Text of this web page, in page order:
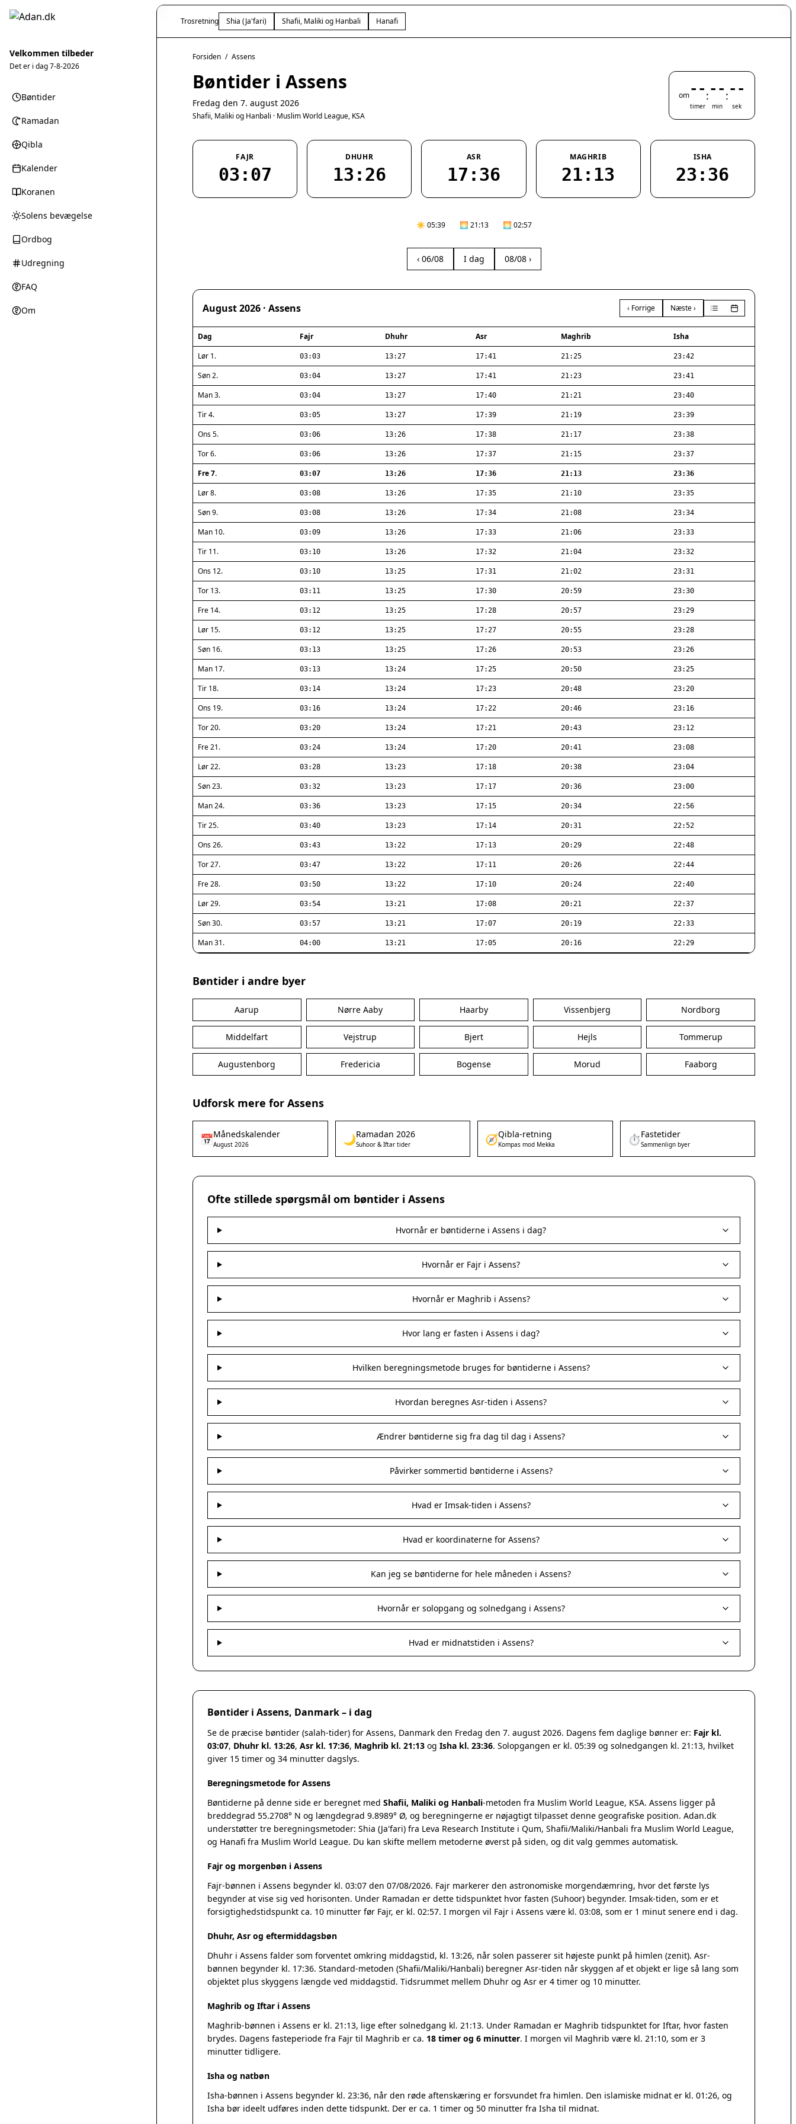
Velkommen tilbeder
Det er i dag7-8-2026
Bøntider
Ramadan
Qibla
Kalender
Koranen
Solens bevægelse
Ordbog
Udregning
FAQ
Om
Trosretning Shia (Ja'fari) Shafii, Maliki og Hanbali Hanafi
Forsiden / Assens
Bøntider i Assens
Fredag den 7. august 2026
Shafii, Maliki og Hanbali · Muslim World League, KSA
om--
timer
:--
min
:--
sek
FAJR
03:07
DHUHR
13:26
ASR
17:36
MAGHRIB
21:13
ISHA
23:36
☀️ 05:39 🌅 21:13 🌅 02:57
‹ 06/08 I dag 08/08 ›
August 2026 · Assens ‹ Forrige Næste ›
Dag Fajr Dhuhr Asr Maghrib
Isha
Lør 1.
03:03 13:27 17:41 21:25 23:42
Søn 2. 03:04 13:27 17:41 21:23 23:41
Man 3. 03:04 13:27 17:40 21:21 23:40
Tir 4. 03:05 13:27 17:39 21:19 23:39
Ons 5. 03:06 13:26 17:38 21:17 23:38
Tor 6. 03:06 13:26 17:37 21:15 23:37
Fre 7. 03:07 13:26 17:36 21:13 23:36
Lør 8. 03:08 13:26 17:35 21:10 23:35
Søn 9. 03:08 13:26 17:34 21:08 23:34
Man 10. 03:09 13:26 17:33 21:06 23:33
Tir 11. 03:10 13:26 17:32 21:04 23:32
Ons 12. 03:10 13:25 17:31 21:02 23:31
Tor 13. 03:11 13:25 17:30 20:59 23:30
Fre 14. 03:12 13:25 17:28 20:57 23:29
Lør 15. 03:12 13:25 17:27 20:55 23:28
Søn 16. 03:13 13:25 17:26 20:53 23:26
Man 17. 03:13 13:24 17:25 20:50 23:25
Tir 18. 03:14 13:24 17:23 20:48 23:20
Ons 19. 03:16 13:24 17:22 20:46 23:16
Tor 20. 03:20 13:24 17:21 20:43 23:12
Fre 21. 03:24 13:24 17:20 20:41 23:08
Lør 22. 03:28 13:23 17:18 20:38 23:04
Søn 23. 03:32 13:23 17:17 20:36 23:00
Man 24. 03:36 13:23 17:15 20:34 22:56
Tir 25. 03:40 13:23 17:14 20:31 22:52
Ons 26. 03:43 13:22 17:13 20:29 22:48
Tor 27. 03:47 13:22 17:11 20:26 22:44
Fre 28. 03:50 13:22 17:10 20:24 22:40
Lør 29. 03:54 13:21 17:08 20:21 22:37
Søn 30. 03:57 13:21 17:07 20:19 22:33
Man 31. 04:00 13:21 17:05 20:16 22:29
Bøntider i andre byer
Aarup Nørre Aaby Haarby Vissenbjerg Nordborg
Middelfart Vejstrup Bjert Hejls Tommerup
Augustenborg Fredericia Bogense Morud Faaborg
Udforsk mere for Assens
📅Månedskalender
August 2026 🌙Ramadan 2026
Suhoor & Iftar tider 🧭Qibla-retning
Kompas mod Mekka ⏱️Fastetider
Sammenlign byer
Ofte stillede spørgsmål om bøntider i Assens
Hvornår er bøntiderne i Assens i dag?
Hvornår er Fajr i Assens?
Hvornår er Maghrib i Assens?
Hvor lang er fasten i Assens i dag?
Hvilken beregningsmetode bruges for bøntiderne i Assens?
Hvordan beregnes Asr-tiden i Assens?
Ændrer bøntiderne sig fra dag til dag i Assens?
Påvirker sommertid bøntiderne i Assens?
Hvad er Imsak-tiden i Assens?
Hvad er koordinaterne for Assens?
Kan jeg se bøntiderne for hele måneden i Assens?
Hvornår er solopgang og solnedgang i Assens?
Hvad er midnatstiden i Assens?
Bøntider i Assens, Danmark – i dag
Se de præcise bøntider (salah-tider) for Assens, Danmark den Fredag den 7. august 2026. Dagens fem daglige bønner er: Fajr kl.
03:07, Dhuhr kl. 13:26, Asr kl. 17:36, Maghrib kl. 21:13 og Isha kl. 23:36. Solopgangen er kl. 05:39 og solnedgangen kl. 21:13, hvilket
giver 15 timer og 34 minutter dagslys.
Beregningsmetode for Assens
Bøntiderne på denne side er beregnet med Shafii, Maliki og Hanbali-metoden fra Muslim World League, KSA. Assens ligger på
breddegrad 55.2708° N og længdegrad 9.8989° Ø, og beregningerne er nøjagtigt tilpasset denne geografiske position. Adan.dk
understøtter tre beregningsmetoder: Shia (Ja'fari) fra Leva Research Institute i Qum, Shafii/Maliki/Hanbali fra Muslim World League,
og Hanafi fra Muslim World League. Du kan skifte mellem metoderne øverst på siden, og dit valg gemmes automatisk.
Fajr og morgenbøn i Assens
Fajr-bønnen i Assens begynder kl. 03:07 den 07/08/2026. Fajr markerer den astronomiske morgendæmring, hvor det første lys
begynder at vise sig ved horisonten. Under Ramadan er dette tidspunktet hvor fasten (Suhoor) begynder. Imsak-tiden, som er et
forsigtighedstidspunkt ca. 10 minutter før Fajr, er kl. 02:57. I morgen vil Fajr i Assens være kl. 03:08, som er 1 minut senere end i dag.
Dhuhr, Asr og eftermiddagsbøn
Dhuhr i Assens falder som forventet omkring middagstid, kl. 13:26, når solen passerer sit højeste punkt på himlen (zenit). Asr-
bønnen begynder kl. 17:36. Standard-metoden (Shafii/Maliki/Hanbali) beregner Asr-tiden når skyggen af et objekt er lige så lang som
objektet plus skyggens længde ved middagstid. Tidsrummet mellem Dhuhr og Asr er 4 timer og 10 minutter.
Maghrib og Iftar i Assens
Maghrib-bønnen i Assens er kl. 21:13, lige efter solnedgang kl. 21:13. Under Ramadan er Maghrib tidspunktet for Iftar, hvor fasten
brydes. Dagens fasteperiode fra Fajr til Maghrib er ca. 18 timer og 6 minutter. I morgen vil Maghrib være kl. 21:10, som er 3
minutter tidligere.
Isha og natbøn
Isha-bønnen i Assens begynder kl. 23:36, når den røde aftenskæring er forsvundet fra himlen. Den islamiske midnat er kl. 01:26, og
Isha bør ideelt udføres inden dette tidspunkt. Der er ca. 1 timer og 50 minutter fra Isha til midnat.